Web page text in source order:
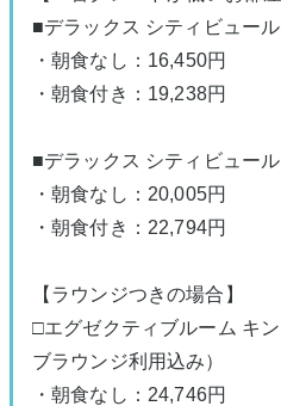
■デラックス シティビュー
・朝食なし：16,450円
・朝食付き：19,238円
■デラックス シティビュー
・朝食なし：20,005円
・朝食付き：22,794円
【ラウンジつきの場合】
□エグゼクティブルーム キ
ブラウンジ利用込み）
・朝食なし：24,746円